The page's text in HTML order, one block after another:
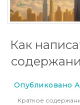
Как
Опубликовано
Краткое